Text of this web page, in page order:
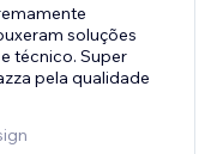
soluções
técnico. Super
pela qualidade